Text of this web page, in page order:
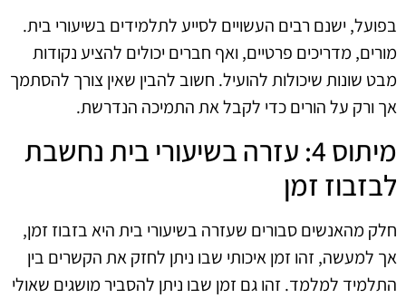
בפועל, ישנם רבים העשויים לסייע לתלמידים בשיעורי בית.
מורים, מדריכים פרטיים, ואף חברים יכולים להציע נקודות
מבט שונות שיכולות להועיל. חשוב להבין שאין צורך להסתמך
אך ורק על הורים כדי לקבל את התמיכה הנדרשת.
מיתוס 4: עזרה בשיעורי בית נחשבת
לבזבוז זמן
חלק מהאנשים סבורים שעזרה בשיעורי בית היא בזבוז זמן,
אך למעשה, זהו זמן איכותי שבו ניתן לחזק את הקשרים בין
התלמיד למלמד. זהו גם זמן שבו ניתן להסביר מושגים שאולי